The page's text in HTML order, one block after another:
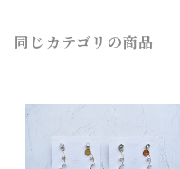
同じカテゴリの商品